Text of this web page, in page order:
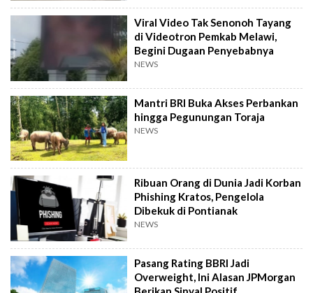
Viral Video Tak Senonoh Tayang
di Videotron Pemkab Melawi,
Begini Dugaan Penyebabnya
NEWS
Mantri BRI Buka Akses Perbankan
hingga Pegunungan Toraja
NEWS
Ribuan Orang di Dunia Jadi Korban
Phishing Kratos, Pengelola
Dibekuk di Pontianak
NEWS
Pasang Rating BBRI Jadi
Overweight, Ini Alasan JPMorgan